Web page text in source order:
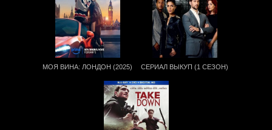
МОЯ ВИНА: ЛОНДОН (2025) СЕРИАЛ ВЫКУП (1 СЕЗОН)